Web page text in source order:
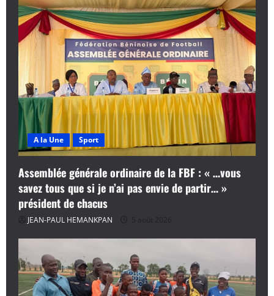
A la Une Sport
Assemblée générale ordinaire de la FBF : « …vous
savez tous que si je n’ai pas envie de partir… »
président de chacus
JEAN-PAUL HEMANKPAN 5 août 2026